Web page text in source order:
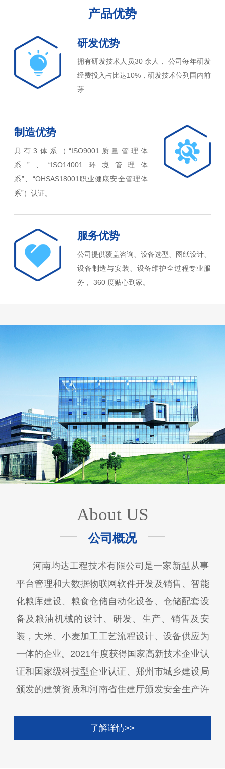
产品优势
研发优势
拥有研发技术人员30 余人， 公司每年研发
经费投入占比达10%，研发技术位列国内前
茅
制造优势
具有3体系（“ISO9001质量管理体
系”、“ISO14001环境管理体
系”、“OHSAS18001职业健康安全管理体
系”）认证。
服务优势
公司提供覆盖咨询、设备选型、图纸设计、
设备制造与安装、设备维护全过程专业服
务， 360 度贴心到家。
About US
公司概况
河南均达工程技术有限公司是一家新型从事
平台管理和大数据物联网软件开发及销售、智能
化粮库建设、粮食仓储自动化设备、仓储配套设
备及粮油机械的设计、研发、生产、销售及安
装，大米、小麦加工工艺流程设计、设备供应为
一体的企业。2021年度获得国家高新技术企业认
证和国家级科技型企业认证、郑州市城乡建设局
颁发的建筑资质和河南省住建厅颁发安全生产许
系”、“ISO14001环境管理体系”、“OHSAS18001
职业健康安全管理体系”）认证、知识产权管理认
了解详情>>